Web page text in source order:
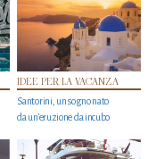
IDEE PER LA VACANZA
Santorini, un sogno nato
da un’eruzione da incubo